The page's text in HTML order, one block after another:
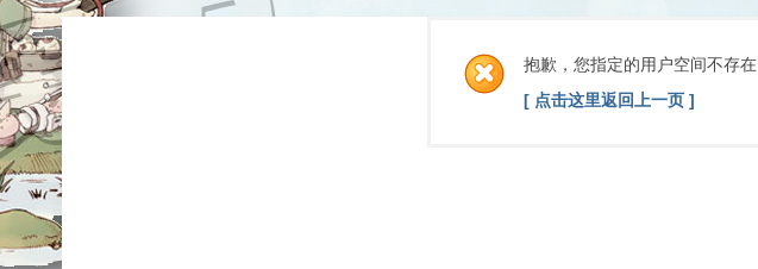
抱歉，您指定的用户空间不存在
[ 点击这里返回上一页 ]